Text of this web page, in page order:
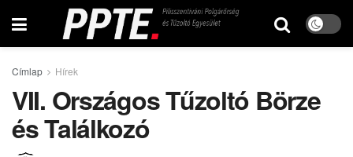
Címlap Hírek
VII. Országos Tűzoltó Börze
és Találkozó